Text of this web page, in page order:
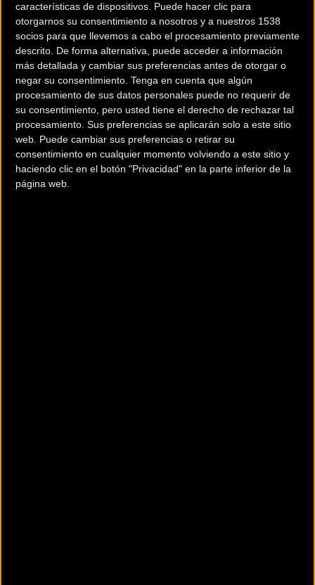
características de dispositivos. Puede hacer clic para
otorgarnos su consentimiento a nosotros y a nuestros 1538
socios para que llevemos a cabo el procesamiento previamente
descrito. De forma alternativa, puede acceder a información
más detallada y cambiar sus preferencias antes de otorgar o
negar su consentimiento. Tenga en cuenta que algún
procesamiento de sus datos personales puede no requerir de
su consentimiento, pero usted tiene el derecho de rechazar tal
procesamiento. Sus preferencias se aplicarán solo a este sitio
web. Puede cambiar sus preferencias o retirar su
consentimiento en cualquier momento volviendo a este sitio y
haciendo clic en el botón "Privacidad" en la parte inferior de la
página web.
Terms of use © 1987–2026 HERE
¿Eres el propietario de esta tienda? Descubre cómohacerte tienda
Premium para llegar a más clientes.
Comercios Bz Premium